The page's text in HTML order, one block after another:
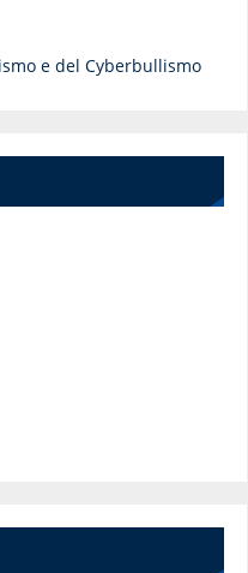
e del Cyberbullismo